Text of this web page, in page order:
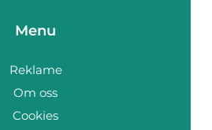
Menu
Reklame
Om oss
Cookies